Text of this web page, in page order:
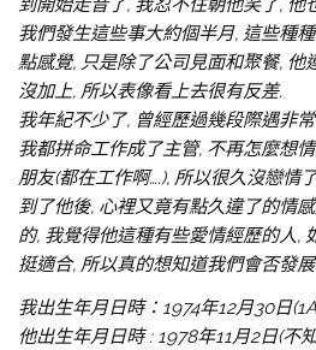
到開始走音了, 我忍不住朝他笑了, 他
我們發生這些事大約個半月, 這些種
點感覺, 只是除了公司見面和聚餐, 他
沒加上, 所以表像看上去很有反差.
我年紀不少了, 曾經歷過幾段際遇非
我都拼命工作成了主管, 不再怎麼想
朋友(都在工作啊….), 所以很久沒戀情
到了他後, 心裡又竟有點久違了的情
的, 我覺得他這種有些愛情經歷的人,
挺適合, 所以真的想知道我們會否發
我出生年月日時：1974年12月30日
他出生年月日時 : 1978年11月2日(不